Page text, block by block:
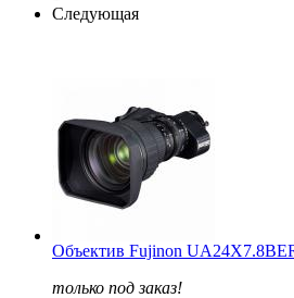
Следующая
Объектив Fujinon
только под заказ!